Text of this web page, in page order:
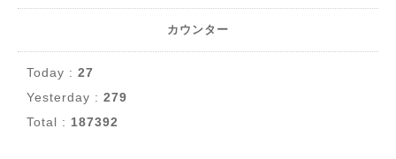
カウンター
Today : 27
Yesterday : 279
Total : 187392